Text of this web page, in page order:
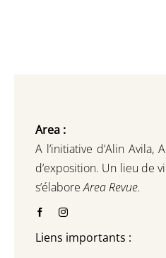
Area :
A l’initiative d’Alin Avila,
d’exposition. Un lieu de
s’élaboreArea Revue.
Liens importants :